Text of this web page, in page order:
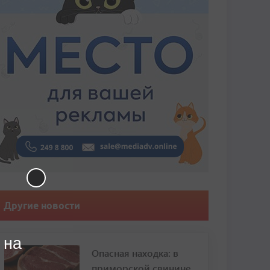
Другие новости
Опасная находка: в